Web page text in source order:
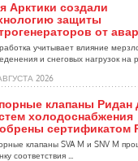
Арктики создали
защиты
от
учитывает влияние
и снеговых нагрузок на
2026
клапаны Ридан
холодоснабжения
сертификатом
клапаны SVA M и SNV M
соответствия ...